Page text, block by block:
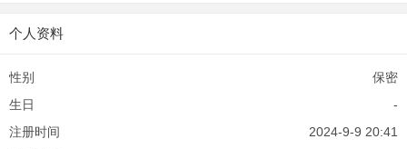
个人资料
性别
保密
生日
-
注册时间
2024-9-9 20:41